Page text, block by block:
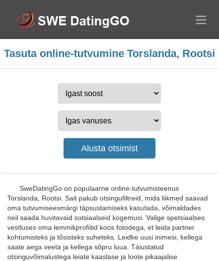
Tasuta online-tutvumine Torslanda, Rootsi
SweDatingGo on populaarne online-tutvumisteenus
Torslanda, Rootsi. Sait pakub otsingufiltreid, mida liikmed saavad
oma tutvumiseesmärgi täpsustamiseks kasutada, võimaldades
neil saada huvitavaid sotsiaalseid kogemusi. Valige spetsiaalses
vestluses oma lemmikprofiilid koos fotodega, et leida partner
kohtumisteks ja tõsisteks suheteks. Leidke uusi inimesi, kellega
saate aega veeta ja kellega sõpru luua. Täiustatud
otsinguvõimalustega leiate kaaslase ja loote pikaajalise